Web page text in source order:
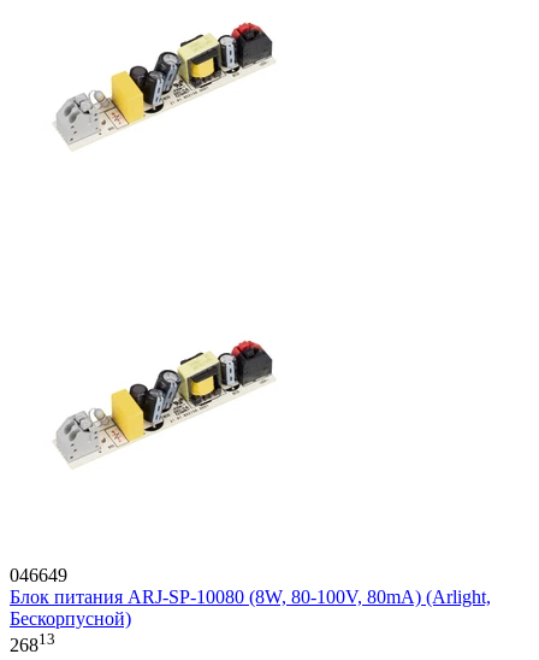
046649
Блок питания ARJ-SP-10080 (8W, 80-100V, 80mA) (Arlight,
Бескорпусной)
26813